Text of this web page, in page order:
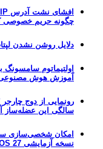
چگونه حریم خصوصی
دلایل روشن نشدن
اولتیماتوم سامسونگ
آموزش هوش مصنوعی
سالگی این عضله‌ساز
امکان شخصی‌سازی
نسخه آزمایشی iOS 27 فراهم شد